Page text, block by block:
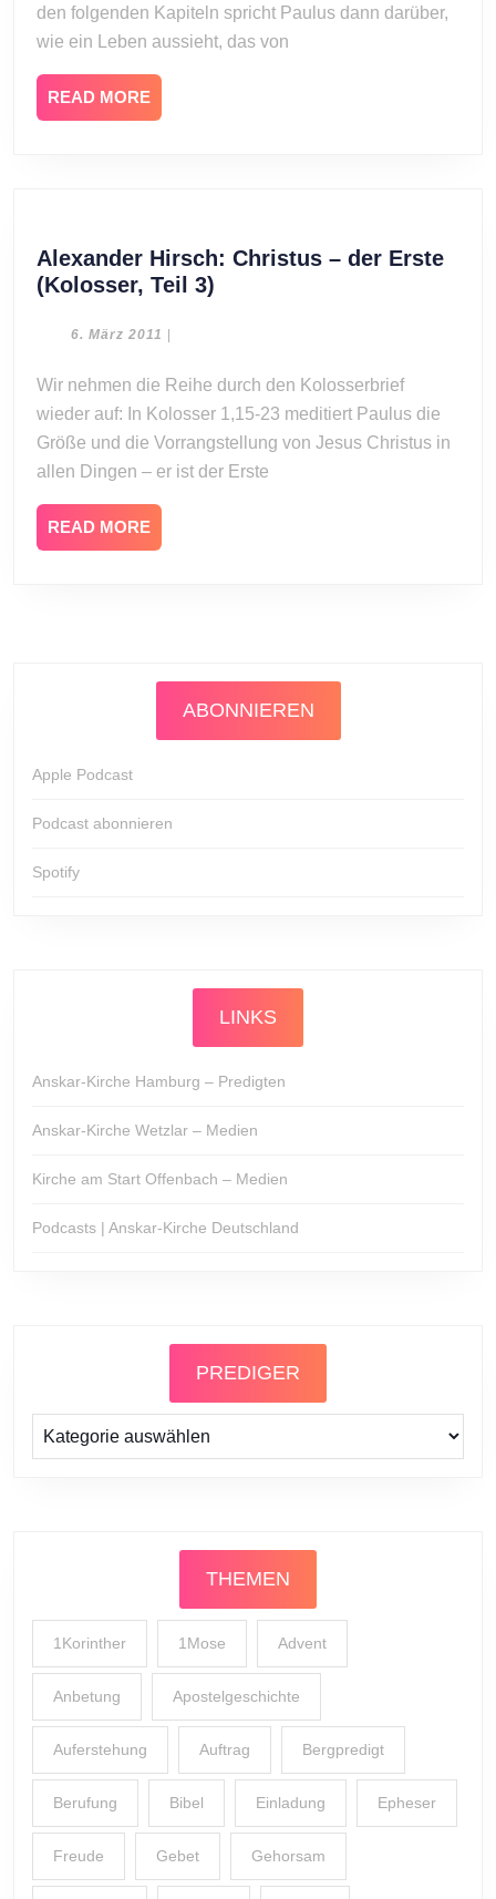
1)
den folgenden Kapiteln spricht Paulus dann darüber,
wie ein Leben aussieht, das von
READ MOREREAD
MORE
Alexander Hirsch: Christus – der Erste
(Kolosser, Teil 3)
der
Erste
(Kolosser,
Teil
6. März 2011 6.
Wir nehmen die Reihe durch den Kolosserbrief
wieder auf: In Kolosser 1,15-23 meditiert Paulus die
Größe und die Vorrangstellung von Jesus Christus in
allen Dingen – er ist der Erste
READ MOREREAD
MORE
ABONNIEREN
Apple Podcast
Podcast abonnieren
Spotify
LINKS
Anskar-Kirche Hamburg – Predigten
Anskar-Kirche Wetzlar – Medien
Kirche am Start Offenbach – Medien
Podcasts | Anskar-Kirche Deutschland
PREDIGER
Prediger
THEMEN
1Korinther 1Mose Advent
Anbetung Apostelgeschichte
Auferstehung Auftrag Bergpredigt
Berufung Bibel Einladung Epheser
Freude Gebet Gehorsam